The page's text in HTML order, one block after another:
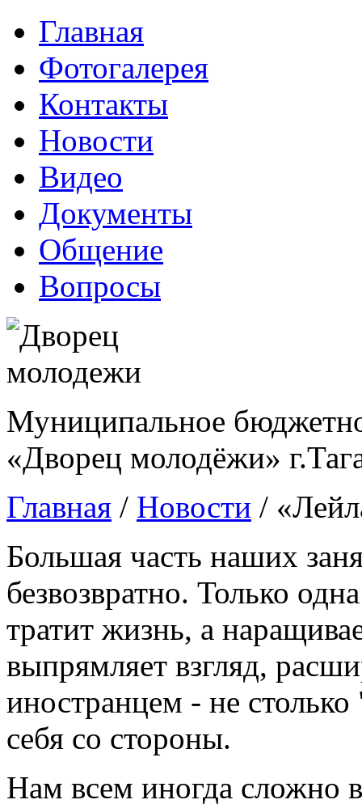
Главная
Фотогалерея
Контакты
Новости
Видео
Документы
Общение
Вопросы
Муниципальное
«Дворец молодёжи»
Главная / Новости /
Большая часть наших
безвозвратно. Только
тратит жизнь, а
выпрямляет взгляд,
иностранцем - не
себя со стороны.
Нам всем иногда сложно